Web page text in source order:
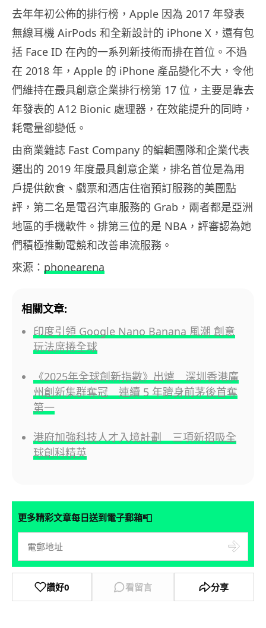
去年年初公佈的排行榜，Apple 因為 2017 年發表
無線耳機 AirPods 和全新設計的 iPhone X，還有包
括 Face ID 在內的一系列新技術而排在首位。不過
在 2018 年，Apple 的 iPhone 產品變化不大，令他
們維持在最具創意企業排行榜第 17 位，主要是靠去
年發表的 A12 Bionic 處理器，在效能提升的同時，
耗電量卻變低。
由商業雜誌 Fast Company 的編輯團隊和企業代表
選出的 2019 年度最具創意企業，排名首位是為用
戶提供飲食、戲票和酒店住宿預訂服務的美團點
評，第二名是電召汽車服務的 Grab，兩者都是亞洲
地區的手機軟件。排第三位的是 NBA，評審認為她
們積極推動電競和改善串流服務。
來源： phonearena
相關文章:
印度引領 Google Nano Banana 風潮 創意
玩法席捲全球
《2025年全球創新指數》出爐 深圳香港廣
州創新集群奪冠 連續 5 年躋身前茅後首奪
第一
港府加強科技人才入境計劃 三項新招吸全
球創科精英
更多精彩文章每日送到電子郵箱📮
讚好0 看留言 分享